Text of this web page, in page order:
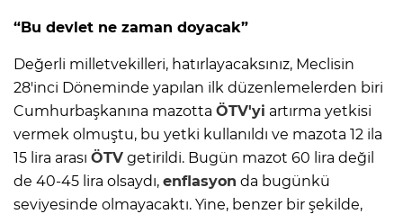
“Bu devlet ne zaman doyacak”
Değerli milletvekilleri, hatırlayacaksınız, Meclisin
28'inci Döneminde yapılan ilk düzenlemelerden biri
Cumhurbaşkanına mazotta ÖTV'yi artırma yetkisi
vermek olmuştu, bu yetki kullanıldı ve mazota 12 ila
15 lira arası ÖTV getirildi. Bugün mazot 60 lira değil
de 40-45 lira olsaydı, enflasyon da bugünkü
seviyesinde olmayacaktı. Yine, benzer bir şekilde,